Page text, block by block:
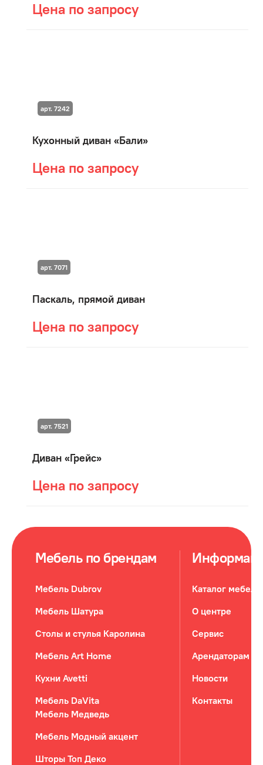
Цена по запросу
Кухонный диван «Бали»
Цена по запросу
арт. 7242
Паскаль, прямой диван
Цена по запросу
арт. 7071
Диван «Грейс»
Цена по запросу
арт. 7521
Мебель по брендам
Мебель Dubrov
Мебель Шатура
Столы и стулья Каролина
Мебель Art Home
Кухни Avetti
Мебель DaVita
Мебель Медведь
Мебель Модный акцент
Шторы Топ Деко
Каталог мебели
О центре
Сервис
Арендаторам
Новости
Контакты